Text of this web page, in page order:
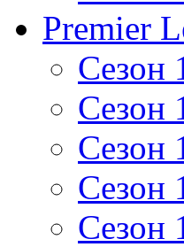
Premier
Сезон
Сезон
Сезон
Сезон
Сезон